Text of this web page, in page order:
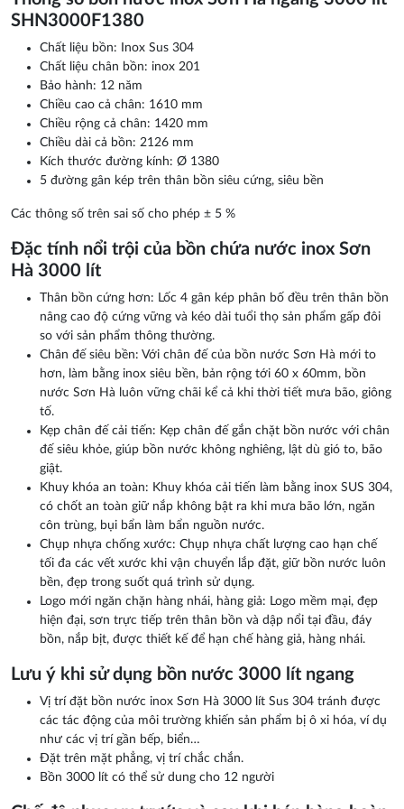
SHN3000F1380
Chất liệu bồn: Inox Sus 304
Chất liệu chân bồn: inox 201
Bảo hành: 12 năm
Chiều cao cả chân: 1610 mm
Chiều rộng cả chân: 1420 mm
Chiều dài cả bồn: 2126 mm
Kích thước đường kính: Ø 1380
5 đường gân kép trên thân bồn siêu cứng, siêu bền
Các thông số trên sai số cho phép ± 5 %
Đặc tính nổi trội của bồn chứa nước inox Sơn
Hà 3000 lít
Thân bồn cứng hơn: Lốc 4 gân kép phân bố đều trên thân bồn
nâng cao độ cứng vững và kéo dài tuổi thọ sản phẩm gấp đôi
so với sản phẩm thông thường.
Chân đế siêu bền: Với chân đế của bồn nước Sơn Hà mới to
hơn, làm bằng inox siêu bền, bản rộng tới 60 x 60mm, bồn
nước Sơn Hà luôn vững chãi kể cả khi thời tiết mưa bão, giông
tố.
Kẹp chân đế cải tiến: Kẹp chân đế gắn chặt bồn nước với chân
đế siêu khỏe, giúp bồn nước không nghiêng, lật dù gió to, bão
giật.
Khuy khóa an toàn: Khuy khóa cải tiến làm bằng inox SUS 304,
có chốt an toàn giữ nắp không bật ra khi mưa bão lớn, ngăn
côn trùng, bụi bẩn làm bẩn nguồn nước.
Chụp nhựa chống xước: Chụp nhựa chất lượng cao hạn chế
tối đa các vết xước khi vận chuyển lắp đặt, giữ bồn nước luôn
bền, đẹp trong suốt quá trình sử dụng.
Logo mới ngăn chặn hàng nhái, hàng giả: Logo mềm mại, đẹp
hiện đại, sơn trực tiếp trên thân bồn và dập nổi tại đầu, đáy
bồn, nắp bịt, được thiết kế để hạn chế hàng giả, hàng nhái.
Lưu ý khi sử dụng bồn nước 3000 lít ngang
Vị trí đặt bồn nước inox Sơn Hà 3000 lít Sus 304 tránh được
các tác động của môi trường khiến sản phẩm bị ô xi hóa, ví dụ
như các vị trí gần bếp, biển…
Đặt trên mặt phẳng, vị trí chắc chắn.
Bồn 3000 lít có thể sử dung cho 12 người